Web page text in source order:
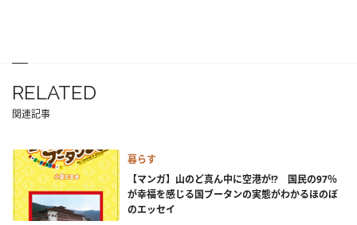
RELATED
関連記事
暮らす
【マンガ】山のど真ん中に空港が!? 国民の97％
が幸福を感じる国ブータンの実態がわかるほのぼ
のエッセイ